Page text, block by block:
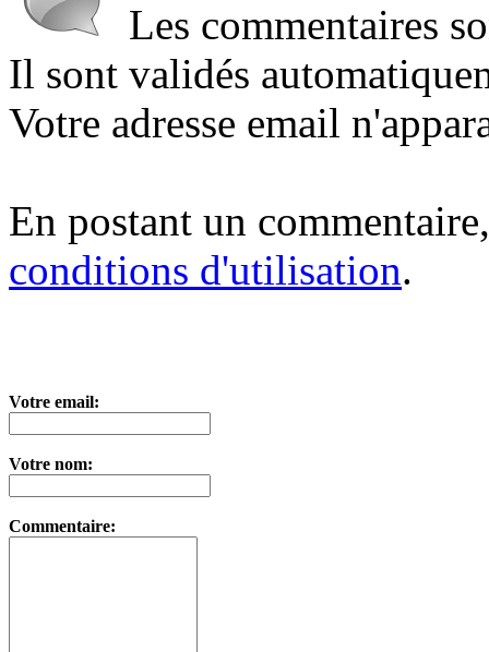
Les commentaires
Il sont validés
Votre adresse email
En postant un
conditions d'utilisation.
Votre email:
Votre nom:
Commentaire: